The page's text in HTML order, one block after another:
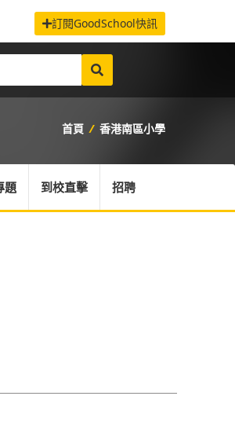
訂閱GoodSchool快訊
首頁 / 香港南區小學
題 到校直擊 招聘